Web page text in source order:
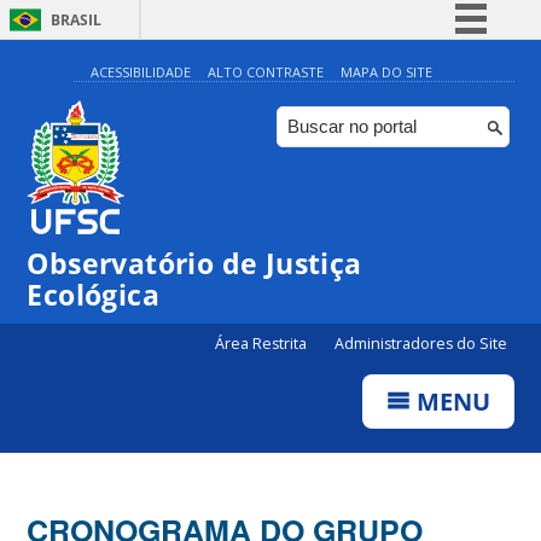
BRASIL
Simplifique!
Comunica BR
Participe
Canais
ACESSIBILIDADE ALTO CONTRASTE MAPA DO SITE
Observatório de Justiça
Ecológica
Área Restrita Administradores do Site
MENU
CRONOGRAMA DO GRUPO